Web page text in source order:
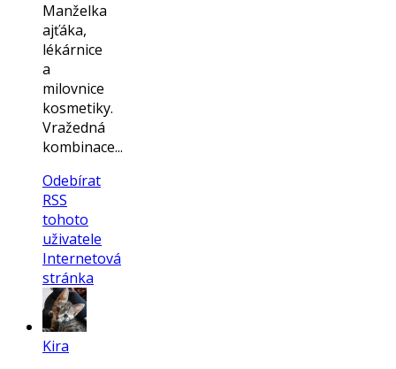
Manželka
ajťáka,
lékárnice
a
milovnice
kosmetiky.
Vražedná
kombinace...
Odebírat
RSS
tohoto
uživatele
Internetová
stránka
Kira